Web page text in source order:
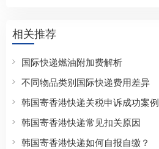
相关推荐
国际快递燃油附加费解析
不同物品类别国际快递费用差异
韩国寄香港快递关税申诉成功案例
韩国寄香港快递常见扣关原因
韩国寄香港快递如何自报自缴？